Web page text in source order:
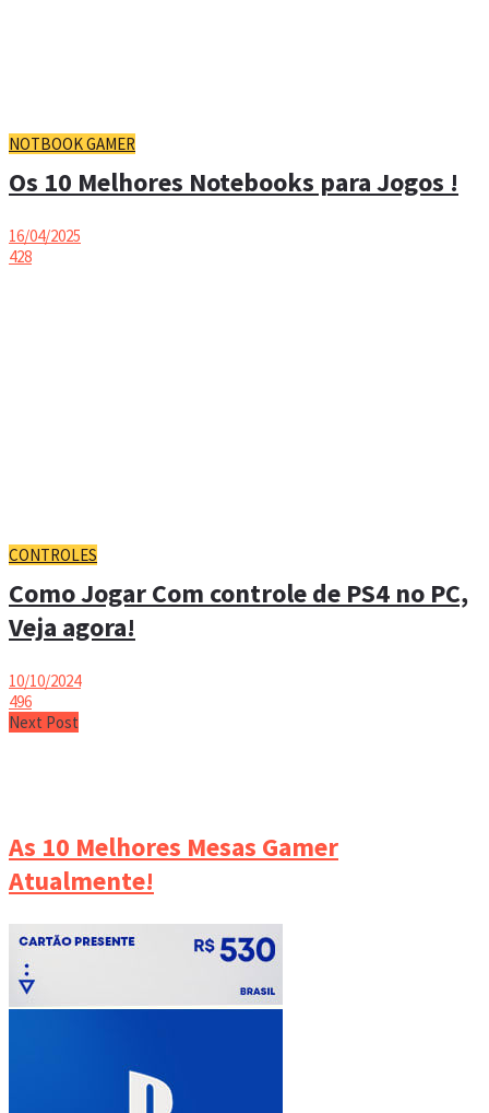
NOTBOOK GAMER
Os 10 Melhores Notebooks para Jogos !
16/04/2025
428
CONTROLES
Como Jogar Com controle de PS4 no PC,
Veja agora!
10/10/2024
496
Next Post
As 10 Melhores Mesas Gamer
Atualmente!